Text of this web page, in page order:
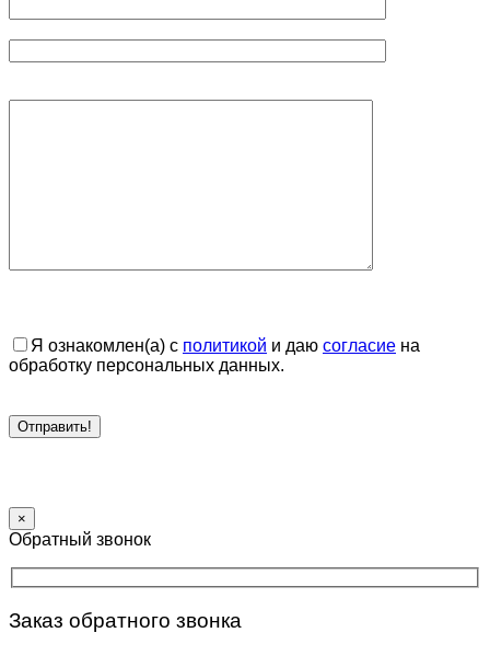
Я ознакомлен(а) с политикой и даю согласие на
обработку персональных данных.
×
Обратный звонок
Заказ обратного звонка